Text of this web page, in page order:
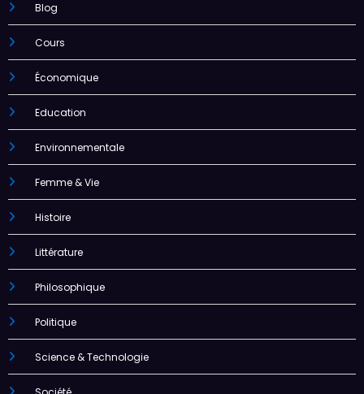
Blog
Cours
Économique
Education
Environnementale
Femme & Vie
Histoire
Littérature
Philosophique
Politique
Science & Technologie